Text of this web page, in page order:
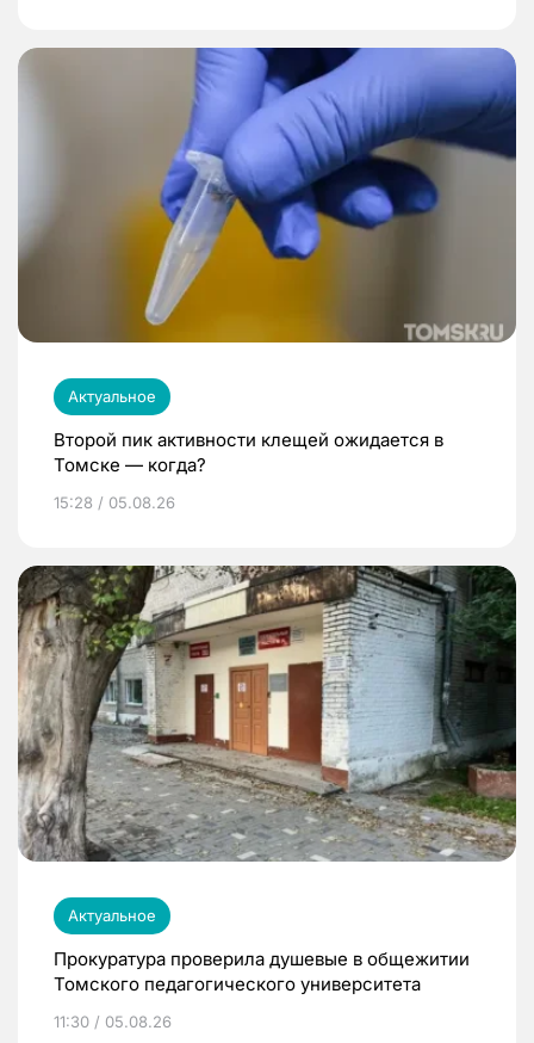
Актуальное
Второй пик активности клещей ожидается в
Томске — когда?
15:28 / 05.08.26
Актуальное
Прокуратура проверила душевые в общежитии
Томского педагогического университета
11:30 / 05.08.26